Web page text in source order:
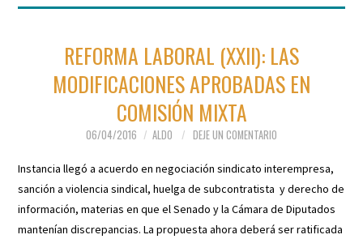
REFORMA LABORAL (XXII): LAS
MODIFICACIONES APROBADAS EN
COMISIÓN MIXTA
06/04/2016 ALDO DEJE UN COMENTARIO
Instancia llegó a acuerdo en negociación sindicato interempresa,
sanción a violencia sindical, huelga de subcontratista y derecho de
información, materias en que el Senado y la Cámara de Diputados
mantenían discrepancias. La propuesta ahora deberá ser ratificada